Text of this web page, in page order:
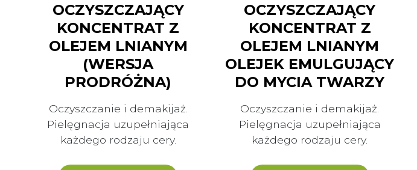
OCZYSZCZAJĄCY
KONCENTRAT Z
OLEJEM LNIANYM
(WERSJA
PRODRÓŻNA)
Oczyszczanie i demakijaż.
Pielęgnacja uzupełniająca
każdego rodzaju cery.
OCZYSZCZAJĄCY
KONCENTRAT Z
OLEJEM LNIANYM
OLEJEK EMULGUJĄCY
DO MYCIA TWARZY
Oczyszczanie i demakijaż.
Pielęgnacja uzupełniająca
każdego rodzaju cery.